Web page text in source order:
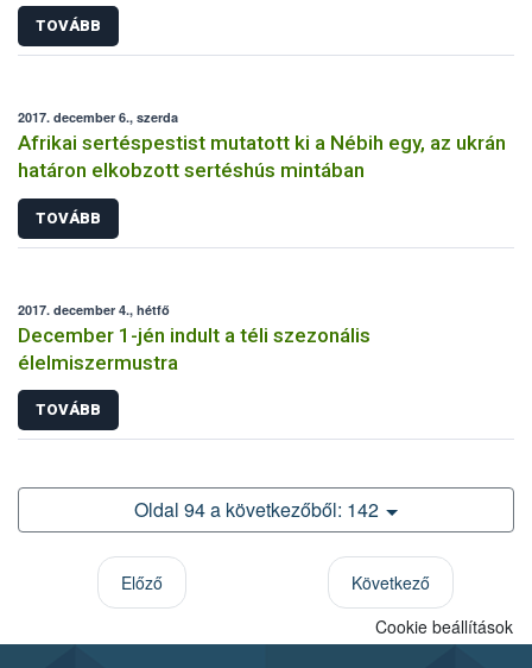
webáruházban
TOVÁBB
2017. december 6., szerda
Afrikai sertéspestist mutatott ki a Nébih egy, az ukrán
határon elkobzott sertéshús mintában
TOVÁBB
2017. december 4., hétfő
December 1-jén indult a téli szezonális
élelmiszermustra
TOVÁBB
Oldal 94 a következőből: 142
Előző Következő
Cookie beállítások